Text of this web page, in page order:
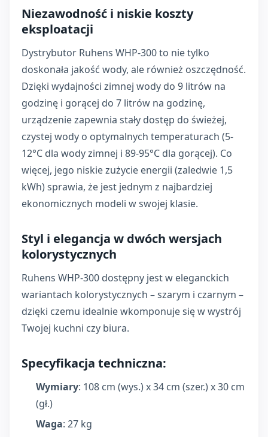
Niezawodność i niskie koszty
eksploatacji
Dystrybutor Ruhens WHP-300 to nie tylko
doskonała jakość wody, ale również oszczędność.
Dzięki wydajności zimnej wody do 9 litrów na
godzinę i gorącej do 7 litrów na godzinę,
urządzenie zapewnia stały dostęp do świeżej,
czystej wody o optymalnych temperaturach (5-
12°C dla wody zimnej i 89-95°C dla gorącej). Co
więcej, jego niskie zużycie energii (zaledwie 1,5
kWh) sprawia, że jest jednym z najbardziej
ekonomicznych modeli w swojej klasie.
Styl i elegancja w dwóch wersjach
kolorystycznych
Ruhens WHP-300 dostępny jest w eleganckich
wariantach kolorystycznych – szarym i czarnym –
dzięki czemu idealnie wkomponuje się w wystrój
Twojej kuchni czy biura.
Specyfikacja techniczna:
Wymiary: 108 cm (wys.) x 34 cm (szer.) x 30 cm
(gł.)
Waga: 27 kg